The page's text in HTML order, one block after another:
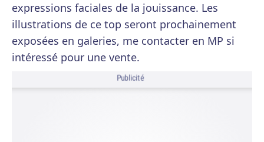
expressions faciales de la jouissance. Les
illustrations de ce top seront prochainement
exposées en galeries, me contacter en MP si
intéressé pour une vente.
Publicité